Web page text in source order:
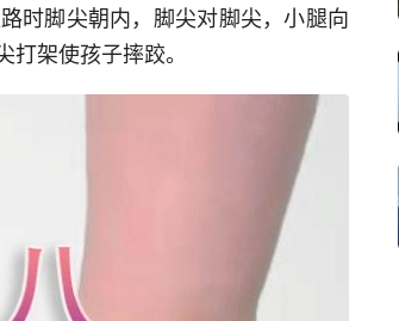
时脚尖朝内，脚尖对脚尖，小腿向
架使孩子摔跤。